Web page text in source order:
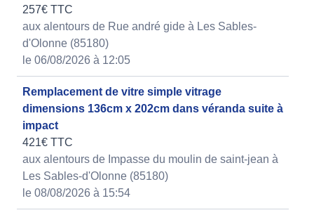
257€ TTC
aux alentours de Rue andré gide à Les Sables-
d'Olonne (85180)
le 06/08/2026 à 12:05
Remplacement de vitre simple vitrage
dimensions 136cm x 202cm dans véranda suite à
impact
421€ TTC
aux alentours de Impasse du moulin de saint-jean à
Les Sables-d'Olonne (85180)
le 08/08/2026 à 15:54